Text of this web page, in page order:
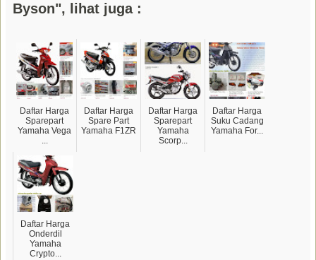
Byson", lihat juga :
Daftar Harga
Sparepart
Yamaha Vega
...
Daftar Harga
Spare Part
Yamaha F1ZR
Daftar Harga
Sparepart
Yamaha
Scorp...
Daftar Harga
Suku Cadang
Yamaha For...
Daftar Harga
Onderdil
Yamaha
Crypto...